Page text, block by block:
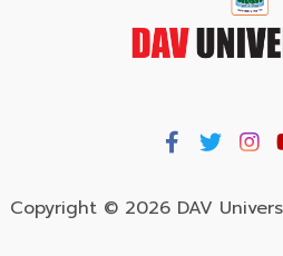
Copyright © 2026 DAV